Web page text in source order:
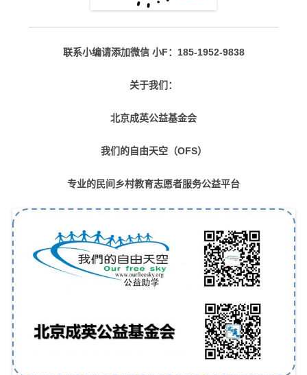
联系小编请添加微信 小F：185-1952-9838
关于我们：
北京成英公益基金会
我们的自由天空（OFS）
专业的民间乡村教育志愿者服务公益平台